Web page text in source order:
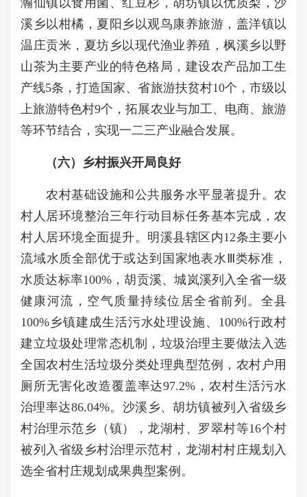
瀚仙镇以食用菌、红豆杉，胡坊镇以优质梨，沙
溪乡以柑橘，夏阳乡以观鸟康养旅游，盖洋镇以
温庄贡米，夏坊乡以现代渔业养殖，枫溪乡以野
山茶为主要产业的特色格局，建设农产品加工生
产线5条，打造国家、省旅游扶贫村10个，市级以
上旅游特色村9个，拓展农业与加工、电商、旅游
等环节结合，实现一二三产业融合发展。
（六）乡村振兴开局良好
农村基础设施和公共服务水平显著提升。农
村人居环境整治三年行动目标任务基本完成，农
村人居环境全面提升。明溪县辖区内12条主要小
流域水质全部优于或达到国家地表水Ⅲ类标准，
水质达标率100%，胡贡溪、城岚溪列入全省一级
健康河流，空气质量持续位居全省前列。全县
100%乡镇建成生活污水处理设施、100%行政村
建立垃圾处理常态机制，垃圾治理主要做法入选
全国农村生活垃圾分类处理典型范例，农村户用
厕所无害化改造覆盖率达97.2%，农村生活污水
治理率达86.04%。沙溪乡、胡坊镇被列入省级乡
村治理示范乡（镇），龙湖村、罗翠村等16个村
被列入省级乡村治理示范村，龙湖村村庄规划入
选全省村庄规划成果典型案例。